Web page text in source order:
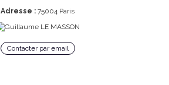
Adresse : 75004 Paris
Contacter par email